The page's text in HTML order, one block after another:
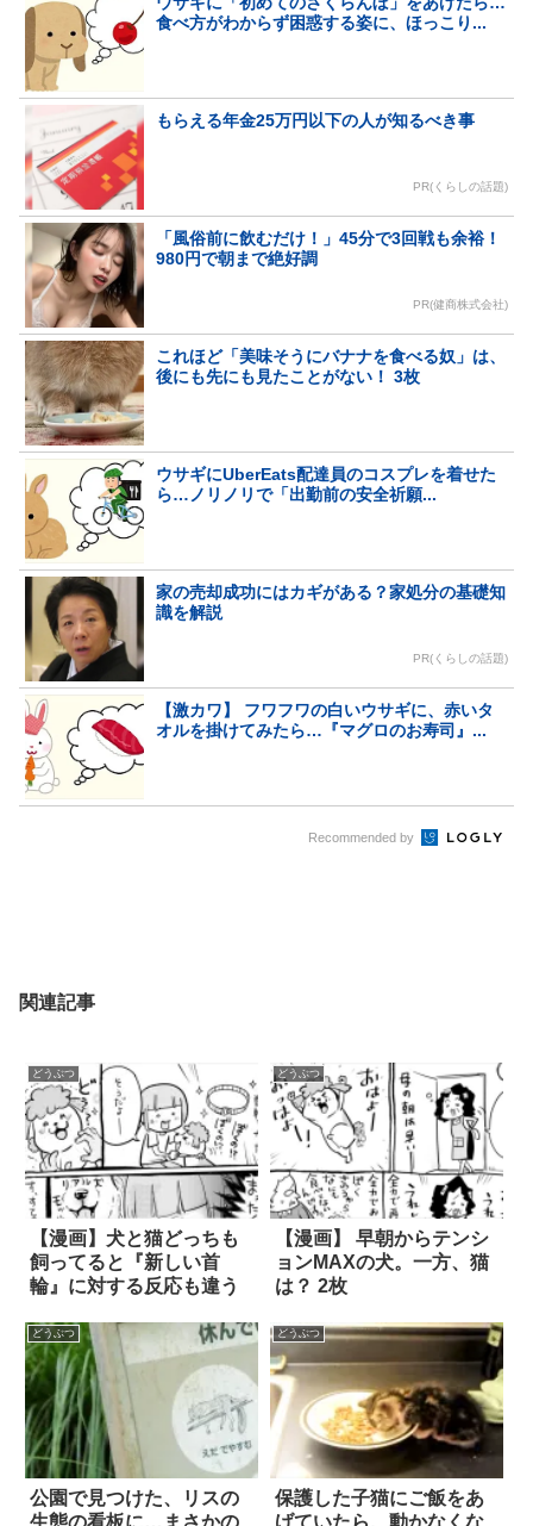
食べ方がわからず困惑する姿に、ほっこり...
もらえる年金25万円以下の人が知るべき事
PR(くらしの話題)
「風俗前に飲むだけ！」45分で3回戦も余裕！
980円で朝まで絶好調
PR(健商株式会社)
これほど「美味そうにバナナを食べる奴」は、
後にも先にも見たことがない！ 3枚
ウサギにUberEats配達員のコスプレを着せた
ら…ノリノリで「出勤前の安全祈願...
家の売却成功にはカギがある？家処分の基礎知
識を解説
PR(くらしの話題)
【激カワ】 フワフワの白いウサギに、赤いタ
オルを掛けてみたら…『マグロのお寿司』...
Recommended by
関連記事
どうぶつ
【漫画】犬と猫どっちも
飼ってると『新しい首
輪』に対する反応も違う
どうぶつ
【漫画】 早朝からテンシ
ョンMAXの犬。一方、猫
は？ 2枚
どうぶつ
公園で見つけた、リスの
生態の看板に…まさかの
どうぶつ
保護した子猫にご飯をあ
げていたら、動かなくな